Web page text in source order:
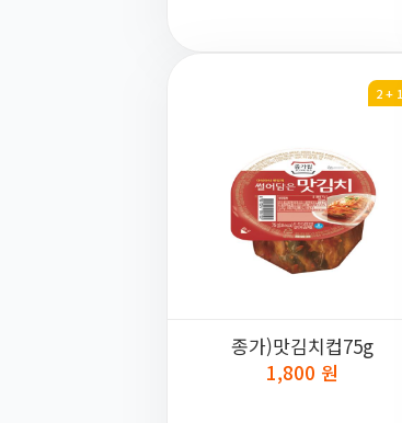
2 + 1
종가)맛김치컵75g
1,800 원